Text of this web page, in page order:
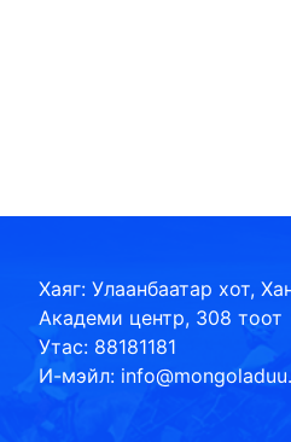
Хаяг: Улаанбаатар хот,
Академи центр, 308 тоот
Утас: 88181181
И-мэйл: